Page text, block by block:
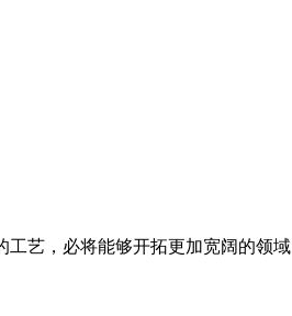
工艺，必将能够开拓更加宽阔的领域